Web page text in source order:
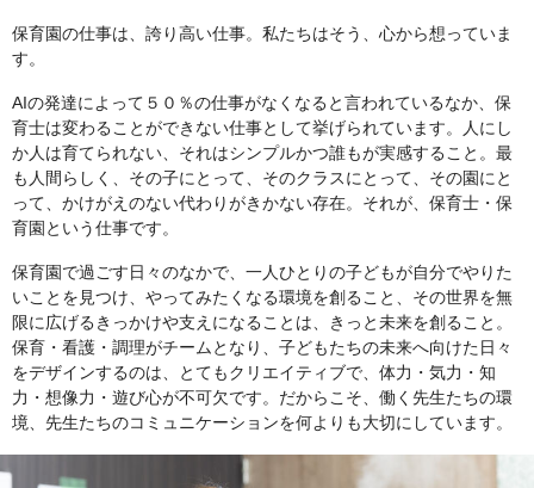
保育園の仕事は、誇り高い仕事。私たちはそう、心から想っていま
す。
AIの発達によって５０％の仕事がなくなると言われているなか、保
育士は変わることができない仕事として挙げられています。人にし
か人は育てられない、それはシンプルかつ誰もが実感すること。最
も人間らしく、その子にとって、そのクラスにとって、その園にと
って、かけがえのない代わりがきかない存在。それが、保育士・保
育園という仕事です。
保育園で過ごす日々のなかで、一人ひとりの子どもが自分でやりた
いことを見つけ、やってみたくなる環境を創ること、その世界を無
限に広げるきっかけや支えになることは、きっと未来を創ること。
保育・看護・調理がチームとなり、子どもたちの未来へ向けた日々
をデザインするのは、とてもクリエイティブで、体力・気力・知
力・想像力・遊び心が不可欠です。だからこそ、働く先生たちの環
境、先生たちのコミュニケーションを何よりも大切にしています。